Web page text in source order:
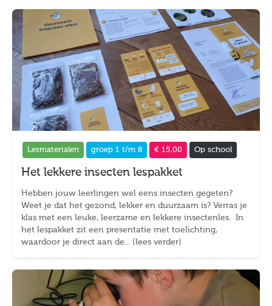
Lesmaterialen groep 1 t/m 8 € 15,00 Op school
Het lekkere insecten lespakket
Hebben jouw leerlingen wel eens insecten gegeten?
Weet je dat het gezond, lekker en duurzaam is? Verras je
klas met een leuke, leerzame en lekkere insectenles. In
het lespakket zit een presentatie met toelichting,
waardoor je direct aan de... (lees verder)